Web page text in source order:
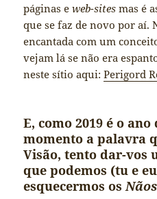
páginas eweb-sites mas é
que se faz de novo por aí.
encantada com um
vejam lá se não era
neste sítio aqui:Perigord
E, como2019 é o ano
momento a palavra
Visão, tento dar-vos
que podemos (tu e
esquecermos osNãos